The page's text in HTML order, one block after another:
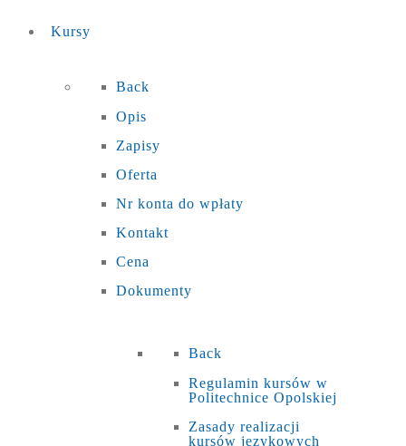
Kursy
Back
Opis
Zapisy
Oferta
Nr konta do wpłaty
Kontakt
Cena
Dokumenty
Back
Regulamin kursów w
Politechnice Opolskiej
Zasady realizacji
kursów językowych